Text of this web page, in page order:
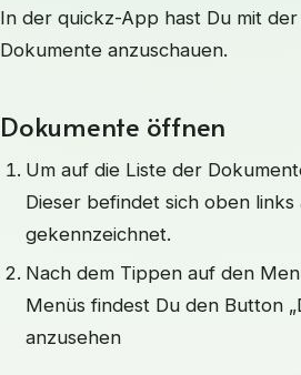
In der quickz-App hast Du mit
Dokumente anzuschauen.
Dokumente öffnen
Um auf die Liste der
Dieser befindet sich oben
gekennzeichnet.
Nach dem Tippen auf den
Menüs findest Du den Button
anzusehen